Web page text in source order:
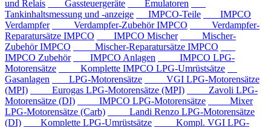
und Relais
Gassteuergeräte
Emulatoren
Tankinhaltsmessung und -anzeige
IMPCO-Teile
IMPCO
Verdampfer
Verdampfer-Zubehör IMPCO
Verdampfer-
Reparatursätze IMPCO
IMPCO Mischer
Mischer-
Zubehör IMPCO
Mischer-Reparatursätze IMPCO
IMPCO Zubehör
IMPCO Anlagen
IMPCO LPG-
Motorensätze
Komplette IMPCO LPG-Umrüstsätze
Gasanlagen
LPG-Motorensätze
VGI LPG-Motorensätze
(MPI)
Eurogas LPG-Motorensätze (MPI)
Zavoli LPG-
Motorensätze (DI)
IMPCO LPG-Motorensätze
Mixer
LPG-Motorensätze (Carb)
Landi Renzo LPG-Motorensätze
(DI)
Komplette LPG-Umrüstsätze
Kompl. VGI LPG-